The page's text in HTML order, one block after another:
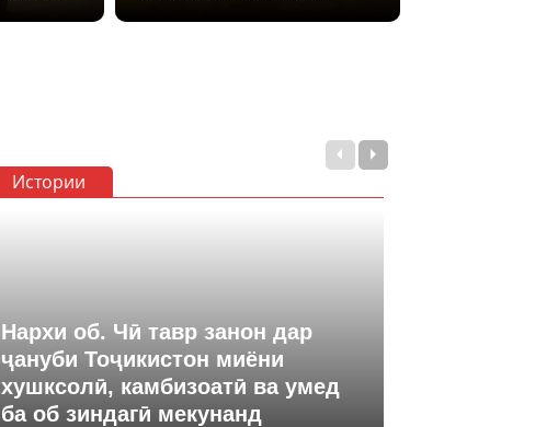
Истории
Нархи об. Чӣ тавр занон дар
ҷануби Тоҷикистон миёни
хушксолӣ, камбизоатӣ ва умед
ба об зиндагӣ мекунанд